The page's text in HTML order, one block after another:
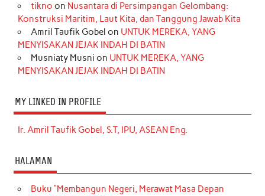
tikno on Nusantara di Persimpangan Gelombang:
Konstruksi Maritim, Laut Kita, dan Tanggung Jawab Kita
Amril Taufik Gobel on UNTUK MEREKA, YANG
MENYISAKAN JEJAK INDAH DI BATIN
Musniaty Musni on UNTUK MEREKA, YANG
MENYISAKAN JEJAK INDAH DI BATIN
MY LINKED IN PROFILE
Ir. Amril Taufik Gobel, S.T, IPU, ASEAN Eng.
HALAMAN
Buku “Membangun Negeri, Merawat Masa Depan